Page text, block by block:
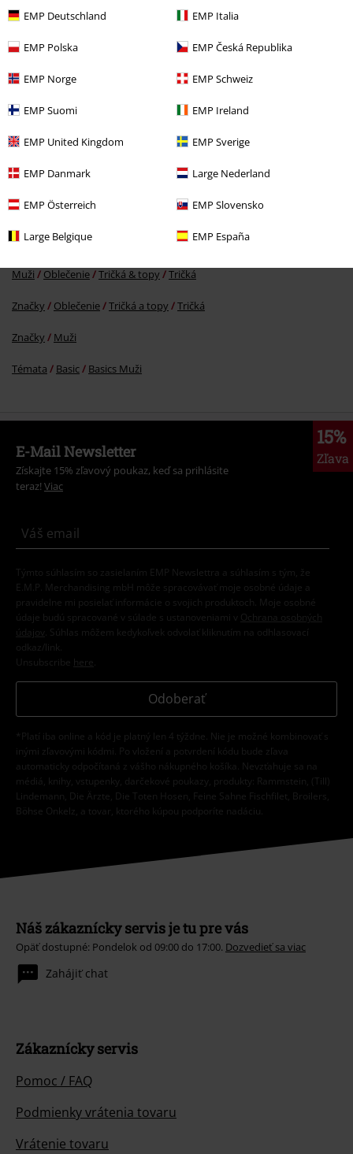
EMP Deutschland EMP Italia
EMP Polska EMP Česká Republika
EMP Norge EMP Schweiz
EMP Suomi EMP Ireland
EMP United Kingdom EMP Sverige
EMP Danmark Large Nederland
EMP Österreich EMP Slovensko
Large Belgique EMP España
ZĽAVA 24%
Oblečení & Doplnky
Muži Oblečenie Tričká & topy Tričká
Značky Oblečenie Tričká a topy Tričká
Značky Muži
Témata Basic Basics Muži
15%
Zľava
E-Mail Newsletter
Získajte 15% zľavový poukaz, keď sa prihlásite
teraz! Viac
Týmto súhlasím so zasielaním EMP Newslettra a súhlasím s tým, že
E.M.P. Merchandising mbH môže spracovávať moje osobné údaje a
pravidelne mi posielať informácie o svojich produktoch. Moje osobné
údaje budú spracované v súlade s ustanoveniami v
Ochrana osobných
údajov
. Súhlas môžem kedykoľvek odvolať kliknutím na odhlasovací
odkaz/link.
Unsubscribe here
Odoberať
*Platí iba online a kód je platný len 4 týždne. Nie je možné kombinovať s
inými zľavovými kódmi. Po vložení a potvrdení kódu bude zľava
automaticky odpočítaná z vášho nákupného košíka. Nevzťahuje sa na
médiá, knihy, vstupenky, darčekové poukazy, produkty: Rammstein, (Till)
Lindemann, Die Ärzte, Die Toten Hosen, Feine Sahne Fischfilet, Broilers,
Böhse Onkelz, a tovar, ktorého kúpou podporíte nadáciu.
Náš zákaznícky servis je tu pre vás
Opäť dostupné: Pondelok od 09:00 do 17:00. Dozvedieť sa viac
Zahájiť chat
Zákaznícky servis
Pomoc / FAQ
Podmienky vrátenia tovaru
Vrátenie tovaru